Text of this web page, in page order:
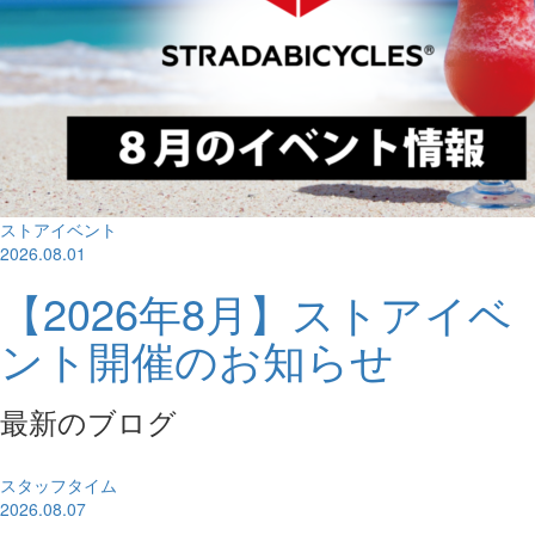
ストアイベント
2026.08.01
【2026年8月】ストアイベ
ント開催のお知らせ
最新のブログ
スタッフタイム
2026.08.07